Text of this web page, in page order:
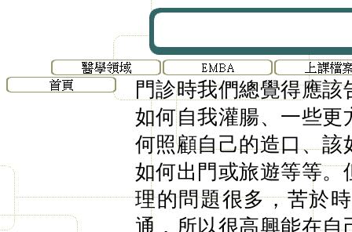
門診時我們總覺得應
如何自我灌腸、一些更
何照顧自己的造口、該
如何出門或旅遊等等。
理的問題很多，苦於
通，所以很高興能在自